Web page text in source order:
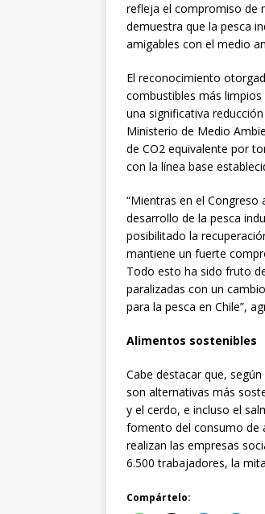
refleja el compromiso de
demuestra que la pesca
amigables con el medio
El reconocimiento
combustibles más
una significativa
Ministerio de Medio
de CO2 equivalente por
con la línea base
“Mientras en el
desarrollo de la pesca
posibilitado la
mantiene un fuerte
Todo esto ha sido fruto
paralizadas con un
para la pesca en Chile”,
Alimentos sostenibles
Cabe destacar que,
son alternativas más
y el cerdo, e incluso el
fomento del consumo de
realizan las empresas
6.500 trabajadores, la
Compártelo: